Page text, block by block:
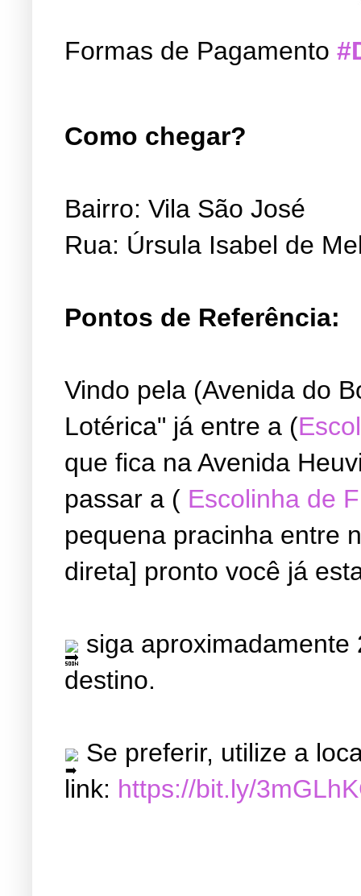
Formas de Pagamento
Como chegar?
Bairro: Vila São José
Rua: Úrsula Isabel de
Pontos de Referência:
Vindo pela (Avenida do
Lotérica" já entre a (
que fica na Avenida
passar a ( Escolinha de
pequena pracinha entre
direta] pronto você já
siga
destino.
Se preferir, utilize a
link: https://bit.ly/